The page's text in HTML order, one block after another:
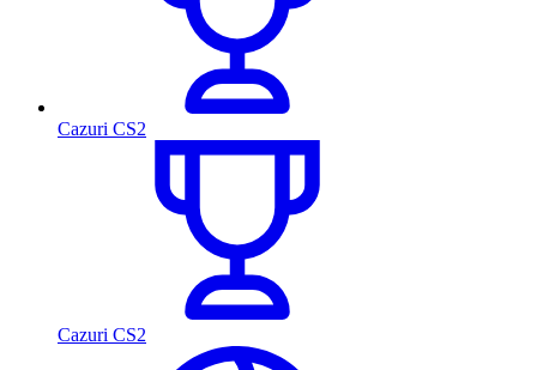
Cazuri CS2
Cazuri CS2